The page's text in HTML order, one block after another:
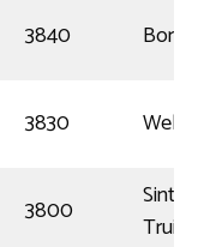
3840
3830 Wellen
3800
Sint-
Truiden